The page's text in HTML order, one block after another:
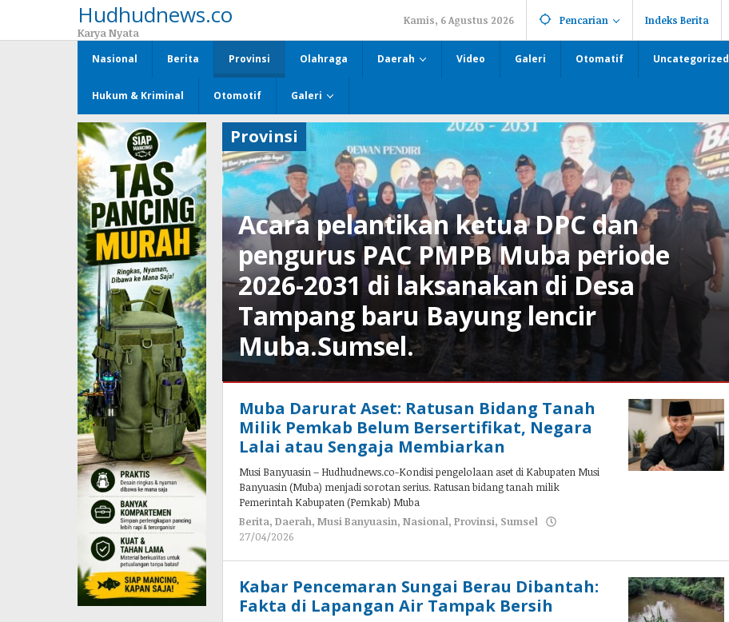
Hudhudnews.co
Karya Nyata
Kamis, 6 Agustus 2026 Pencarian Indeks Berita
Nasional Berita Provinsi Olahraga Daerah Video Galeri Otomatif Uncategorized
Hukum & Kriminal Otomotif Galeri
Acara pelantikan ketua DPC dan
pengurus PAC PMPB Muba periode
2026-2031 di laksanakan di Desa
Tampang baru Bayung lencir
Muba.Sumsel.
Daerah ,
Musi
Banyuasin,
Nasional,
Palembang,
Provinsi,
Sumsel
10/05/2026
oleh
admin
Provinsi
Muba Darurat Aset: Ratusan Bidang Tanah
Milik Pemkab Belum Bersertifikat, Negara
Lalai atau Sengaja Membiarkan
Musi Banyuasin – Hudhudnews.co-Kondisi pengelolaan aset di Kabupaten Musi
Banyuasin (Muba) menjadi sorotan serius. Ratusan bidang tanah milik
Pemerintah Kabupaten (Pemkab) Muba
Berita,Daerah,Musi Banyuasin,Nasional,Provinsi, Sumsel
27/04/2026
Kabar Pencemaran Sungai Berau Dibantah:
Fakta di Lapangan Air Tampak Bersih